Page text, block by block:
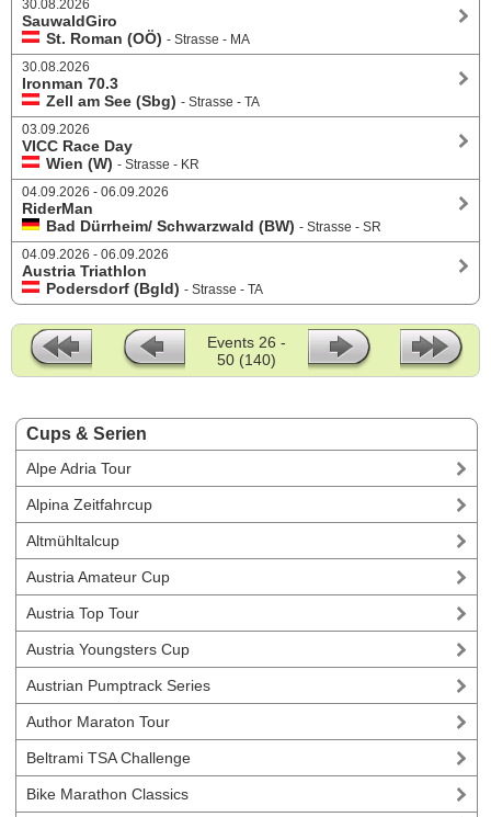
Cups & Serien
Alpe Adria Tour
Alpina Zeitfahrcup
Altmühltalcup
Austria Amateur Cup
Austria Top Tour
Austria Youngsters Cup
Austrian Pumptrack Series
Author Maraton Tour
Beltrami TSA Challenge
Bike Marathon Classics
30.08.2026
SauwaldGiro
St. Roman (OÖ) - Strasse - MA
30.08.2026
Ironman 70.3
Zell am See (Sbg) - Strasse - TA
03.09.2026
VICC Race Day
Wien (W) - Strasse - KR
04.09.2026 - 06.09.2026
RiderMan
Bad Dürrheim/ Schwarzwald (BW) - Strasse - SR
04.09.2026 - 06.09.2026
Austria Triathlon
Podersdorf (Bgld) - Strasse - TA
Events 26 -
50 (140)